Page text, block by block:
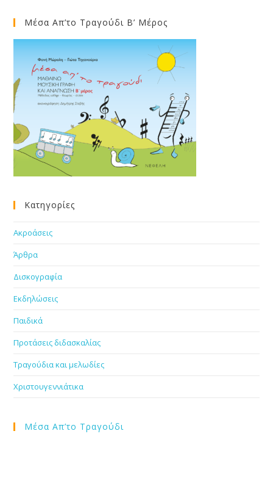
Μέσα Απ’το Τραγούδι Β’ Μέρος
Κατηγορίες
Ακροάσεις
Άρθρα
Δισκογραφία
Εκδηλώσεις
Παιδικά
Προτάσεις διδασκαλίας
Τραγούδια και μελωδίες
Χριστουγεννιάτικα
Μέσα Απ’το Τραγούδι